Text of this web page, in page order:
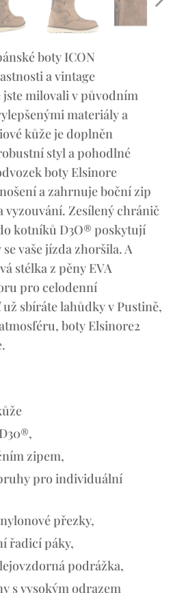
boty ICON
a vintage
milovali v původním
materiály a
kůže je doplněn
styl a pohodlné
boty Elsinore
a zahrnuje boční zip
vyzouvání. Zesílený chránič
kotníků D3O® poskytují
vaše jízda zhoršila. A
stélka z pěny EVA
pro celodenní
sbíráte lahůdky v Pustině,
boty Elsinore2
zipem,
pro individuální
přezky,
řadicí páky,
podrážka,
s vysokým odrazem